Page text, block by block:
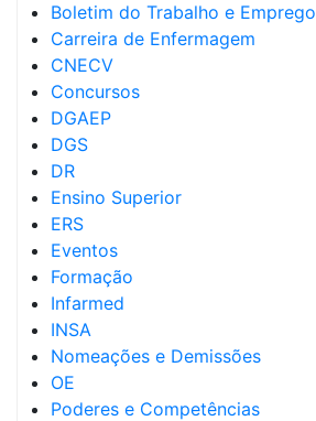
Boletim do Trabalho e Emprego
Carreira de Enfermagem
CNECV
Concursos
DGAEP
DGS
DR
Ensino Superior
ERS
Eventos
Formação
Infarmed
INSA
Nomeações e Demissões
OE
Poderes e Competências